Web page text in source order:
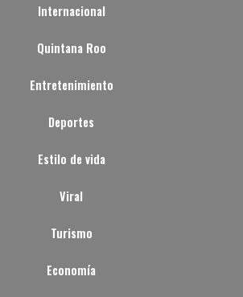
Internacional
Quintana Roo
Entretenimiento
Deportes
Estilo de vida
Viral
Turismo
Economía